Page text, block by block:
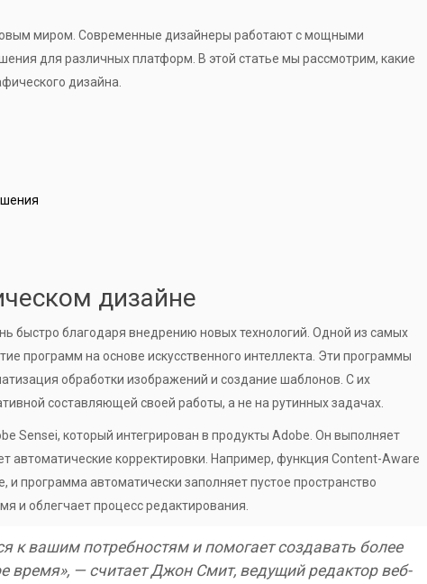
миром. Современные дизайнеры работают с мощными
для различных платформ. В этой статье мы рассмотрим, какие
дизайна.
дизайне
быстро благодаря внедрению новых технологий. Одной из самых
программ на основе искусственного интеллекта. Эти программы
обработки изображений и создание шаблонов. С их
составляющей своей работы, а не на рутинных задачах.
Sensei, который интегрирован в продукты Adobe. Он выполняет
автоматические корректировки. Например, функция Content-Aware
и программа автоматически заполняет пустое пространство
и облегчает процесс редактирования.
к вашим потребностям и помогает создавать более
время», — считает Джон Смит, ведущий редактор веб-